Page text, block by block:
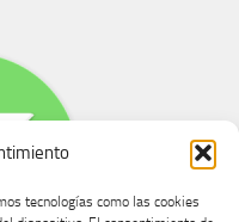
tecnologías como las cookies